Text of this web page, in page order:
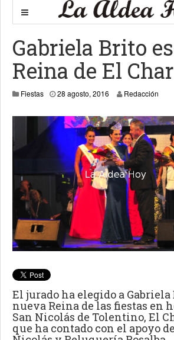
Gabriela Brito
Reina de El
Fiestas 28 agosto, 2016 28 agosto, 2016
Redacción
El jurado ha elegido a
nueva Reina de las fiestas en
San Nicolás de Tolentino, El
que ha contado con el apoyo